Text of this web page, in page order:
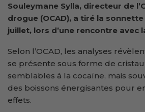
Souleymane Sylla, directeur de
drogue (OCAD), a tiré la sonnette
juillet, lors d’une rencontre avec
Selon l’OCAD, les analyses
se présente sous forme de
semblables à la cocaïne, mais
des boissons énergisantes pour
effets.